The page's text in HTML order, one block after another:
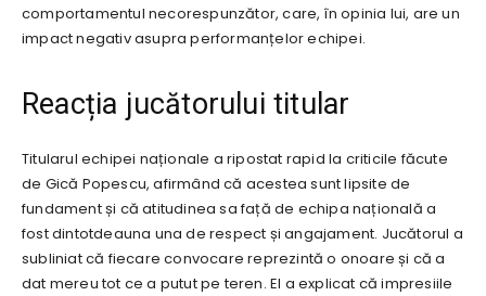
comportamentul necorespunzător, care, în opinia lui, are un
impact negativ asupra performanțelor echipei.
Reacția jucătorului titular
Titularul echipei naționale a ripostat rapid la criticile făcute
de Gică Popescu, afirmând că acestea sunt lipsite de
fundament și că atitudinea sa față de echipa națională a
fost dintotdeauna una de respect și angajament. Jucătorul a
subliniat că fiecare convocare reprezintă o onoare și că a
dat mereu tot ce a putut pe teren. El a explicat că impresiile